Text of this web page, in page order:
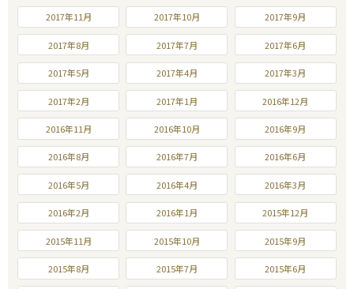
2017年11月 2017年10月 2017年9月
2017年8月 2017年7月 2017年6月
2017年5月 2017年4月 2017年3月
2017年2月 2017年1月 2016年12月
2016年11月 2016年10月 2016年9月
2016年8月 2016年7月 2016年6月
2016年5月 2016年4月 2016年3月
2016年2月 2016年1月 2015年12月
2015年11月 2015年10月 2015年9月
2015年8月 2015年7月 2015年6月